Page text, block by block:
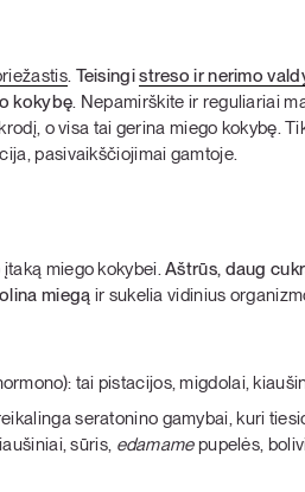
. Teisingistreso ir nerimo
kokybę. Nepamirškite ir reguliariai
o visa tai gerina miego kokybę.
pasivaikščiojimai gamtoje.
įtaką miego kokybei.Aštrūs, daug
miegą ir sukelia vidinius
tai pistacijos, migdolai,
seratonino gamybai, kuri
sūris, edamamepupelės,